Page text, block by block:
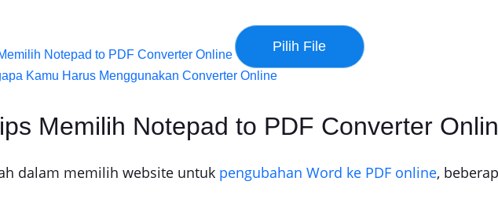
Notepad to PDF Converter Online
Kamu Harus Menggunakan Converter Online
Memilih Notepad to PDF Converter
dalam memilih website untuk pengubahan Word ke PDF online,